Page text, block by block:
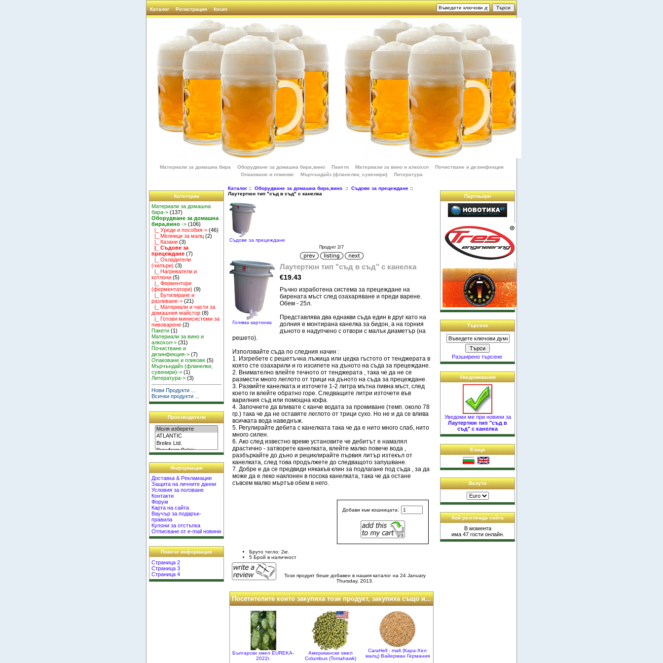
Каталог Регистрация forum
Материали за домашна бира Оборудване за домашна бира,вино Пакети Материали за вино и алкохол
Почистване и дезинфекция
Опаковане и пликове
Мърчъндайз (фланелки, сувенири) Литература
Категории
Материали за домашна
бира-> (137)
Оборудване за домашна
бира,вино-> (106)
|_ Уреди и пособия-> (46)
|_ Мелници за малц (2)
|_ Казани (3)
|_ Съдове за
прецеждане (7)
|_ Охладители
(чилъри) (3)
|_ Нагреватели и
котлони (5)
|_ Ферментори
(ферментатори) (9)
|_ Бутилиране и
разливане-> (21)
|_ Материали и части за
домашния майстор (8)
|_ Готови минисистеми за
пивоварене (2)
Пакети (1)
Материали за вино и
алкохол-> (31)
Почистване и
дезинфекция-> (7)
Опаковане и пликове (5)
Мърчъндайз (фланелки,
сувенири)-> (1)
Литература-> (3)
Нови Продукти ...
Всички продукти ...
Производители
Информация
Доставка & Рекламации
Защита на личните данни
Условия за ползване
Контакти
Форум
Карта на сайта
Ваучър за подарък-
правила
Купони за отстъпка
Отписване от e-mail новини
Повече информация
Страница 2
Страница 3
Страница 4
Каталог:: Оборудване за домашна бира,вино :: Съдове за прецеждане::
Лаутертюн тип "съд в съд" с канелка
Съдове за прецеждане
Продукт 2/7
Голяма картинка
Лаутертюн тип "съд в съд" с канелка
€19.43
Ръчно изработена система за прецеждане на
бирената мъст след озахаряване и преди варене.
Обем - 25л.
Представлява два еднакви съда един в друг като на
долния е монтирана канелка за бидон, а на горния
дъното е надупчено с отвори с малък диаметър (на
решето).
Използвайте съда по следния начин :
1. Изгребете с решетъчна лъжица или цедка гъстото от тенджерата в
която сте озахарили и го изсипете на дъното на съда за прецеждане.
2. Внимателно влейте течното от тенджерата , така че да не се
размести много леглото от трици на дъното на съда за прецеждане.
3. Развийте канелката и източете 1-2 литра мътна пивна мъст, след
което ги влейте обратно горе. Следващите литри източете във
варилния съд или помощна кофа.
4. Започнете да вливате с канче водата за промиване (темп. около 78
гр.) така че да не оставяте леглото от трици сухо. Но не и да се влива
всичката вода наведнъж.
5. Регулирайте дебита с канелката така че да е нито много слаб, нито
много силен.
6. Ако след известно време установите че дебитът е намалял
драстично - затворете канелката, влейте малко повече вода ,
разбъркайте до дъно и рециклирайте първия литър изтекъл от
канелката, след това продължете до следващото запушване.
7. Добре е да се предвиди някакъв клин за подлагане под съда , за да
може да е леко наклонен в посока канелката, така че да остане
съвсем малко мъртъв обем в него.
Добави към кошницата:
Бруто тегло: 2кг.
5 Брой в наличност
Този продукт беше добавен в нашия каталог на 24 January
Thursday, 2013.
Посетителите които закупиха този продукт, закупиха също и...
Български хмел EUREKA-
2022г.
Американски хмел
Columbus (Tomahawk)
CaraHell - malt (Кара-Хел
малц) Вайерман Германия
Партньори
Търсене
Разширено търсене
Уведомявания
Уведоми ме при новини за
Лаутертюн тип "съд в
съд" с канелка
Езици
Валути
Кой разглежда сайта
В момента
има 47 гости онлайн.